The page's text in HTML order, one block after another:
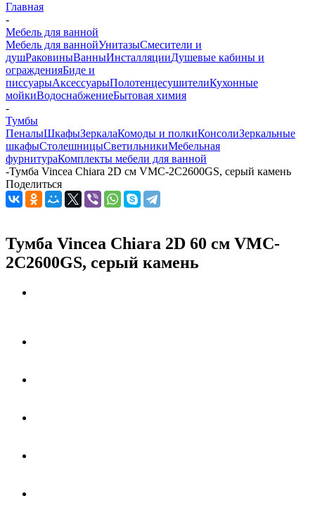
Главная
-
Мебель для ванной
Мебель для ваннойУнитазыСмесители и
душРаковиныВанныИнсталляцииДушевые кабины и
огражденияБиде и
писсуарыАксессуарыПолотенцесушителиКухонные
мойкиВодоснабжениеБытовая химия
-
Тумбы
ПеналыШкафыЗеркалаКомоды и полкиКонсолиЗеркальные
шкафыСтолешницыСветильникиМебельная
фурнитураКомплекты мебели для ванной
-Тумба Vincea Chiara 2D см VMC-2C2600GS, серый камень
Поделиться
Тумба Vincea Chiara 2D 60 см VMC-
2C2600GS, серый камень